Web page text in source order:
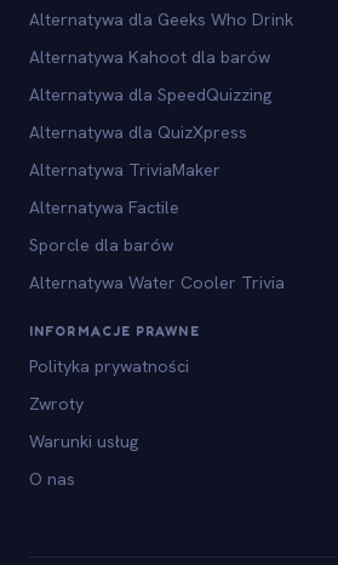
Alternatywa dla Geeks Who Drink
Alternatywa Kahoot dla barów
Alternatywa dla SpeedQuizzing
Alternatywa dla QuizXpress
Alternatywa TriviaMaker
Alternatywa Factile
Sporcle dla barów
Alternatywa Water Cooler Trivia
INFORMACJE PRAWNE
Polityka prywatności
Zwroty
Warunki usług
O nas